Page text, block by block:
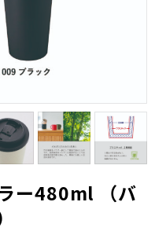
ー480ml （バ